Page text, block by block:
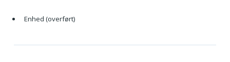
Enhed (overført)